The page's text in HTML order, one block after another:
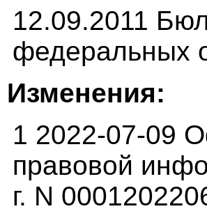
12.09.2011
федеральных
Изменения:
1 2022-07-09
правовой
г. N